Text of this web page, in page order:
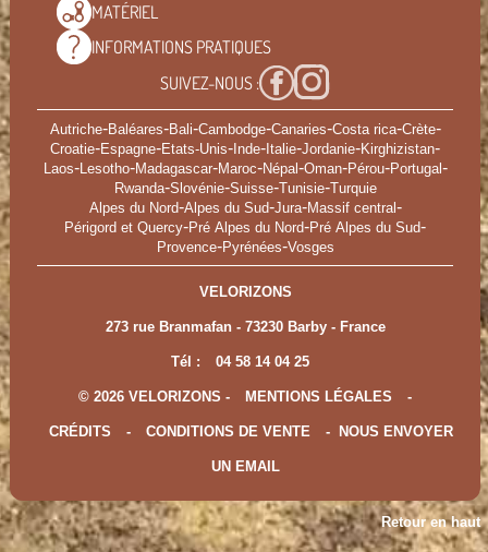
MATÉRIEL
INFORMATIONS PRATIQUES
SUIVEZ-NOUS :
Autriche-Baléares-Bali-Cambodge-Canaries-Costa rica-Crète-
Croatie-Espagne-Etats-Unis-Inde-Italie-Jordanie-Kirghizistan-
Laos-Lesotho-Madagascar-Maroc-Népal-Oman-Pérou-Portugal-
Rwanda-Slovénie-Suisse-Tunisie-Turquie
Alpes du Nord-Alpes du Sud-Jura-Massif central-
Périgord et Quercy-Pré Alpes du Nord-Pré Alpes du Sud-
Provence-Pyrénées-Vosges
VELORIZONS
273 rue Branmafan - 73230 Barby - France
Tél : 04 58 14 04 25
© 2026 VELORIZONS - MENTIONS LÉGALES -
CRÉDITS - CONDITIONS DE VENTE - NOUS ENVOYER
UN EMAIL
Retour en haut